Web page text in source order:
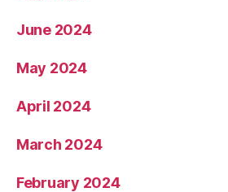
June 2024
May 2024
April 2024
March 2024
February 2024